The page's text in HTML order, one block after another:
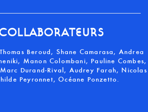
Beroud, Shane Camarasa, Andrea
Manon Colombani, Pauline Combes,
Durand-Rival, Audrey Farah, Nicolas
Peyronnet, Océane Ponzetto.